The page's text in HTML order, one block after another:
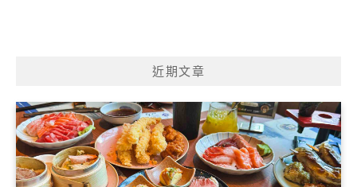
近期文章